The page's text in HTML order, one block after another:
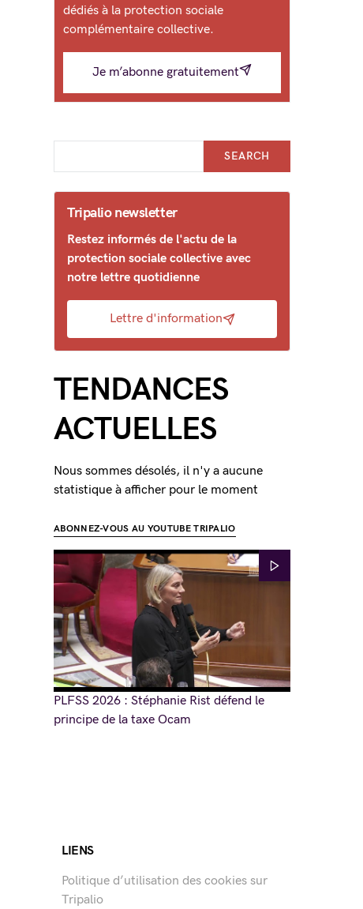
dédiés à la protection sociale
complémentaire collective.
Je m’abonne gratuitement
SEARCH
Tripalio newsletter
Restez informés de l'actu de la
protection sociale collective avec
notre lettre quotidienne
Lettre d'information
TENDANCES
ACTUELLES
Nous sommes désolés, il n'y a aucune
statistique à afficher pour le moment
ABONNEZ-VOUS AU YOUTUBE TRIPALIO
PLFSS 2026 : Stéphanie Rist défend le
principe de la taxe Ocam
LIENS
Politique d’utilisation des cookies sur
Tripalio